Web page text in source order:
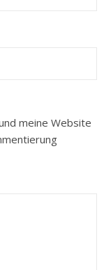
meine Website